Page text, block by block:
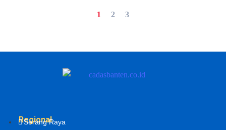
1 2 3
Regional
Serang Raya